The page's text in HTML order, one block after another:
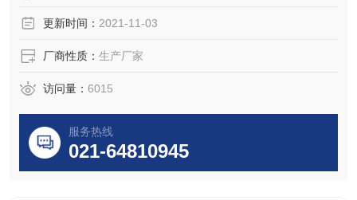
更新时间： 2021-11-03
厂商性质： 生产厂家
访问量： 6015
服务热线
021-64810945